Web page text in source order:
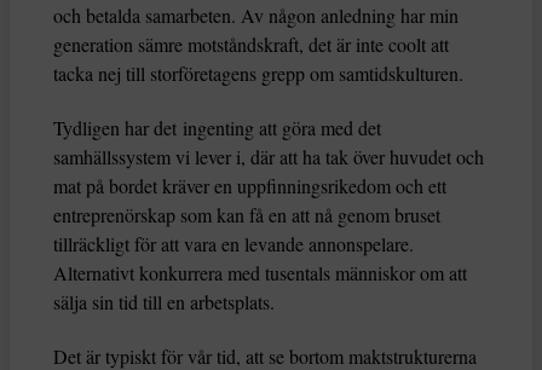
och betalda samarbeten. Av någon anledning har min
generation sämre motståndskraft, det är inte coolt att
tacka nej till storföretagens grepp om samtidskulturen.
Tydligen har det ingenting att göra med det
samhällssystem vi lever i, där att ha tak över huvudet och
mat på bordet kräver en uppfinningsrikedom och ett
entreprenörskap som kan få en att nå genom bruset
tillräckligt för att vara en levande annonspelare.
Alternativt konkurrera med tusentals människor om att
sälja sin tid till en arbetsplats.
Det är typiskt för vår tid, att se bortom maktstrukturerna